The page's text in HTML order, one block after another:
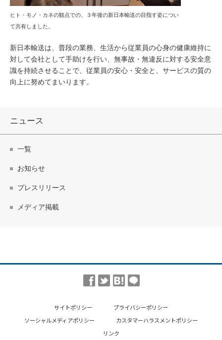
ヒト・モノ・カネの観点での、３年後の新日本輸送の目指す姿につい
て共有しました。
新日本輸送は、普段の業務、生活から従業員の心身の健康維持に
対して会社として手助けを行い、無事故・無違反に対する安全意
識を持続させることで、従業員の安心・安全と、サービスの質の
向上に努めてまいります。
ニュース
一覧
お知らせ
プレスリリース
メディア掲載
サイトポリシー
プライバシーポリシー
ソーシャルメディアポリシー
カスタマーハラスメントポリシー
リンク